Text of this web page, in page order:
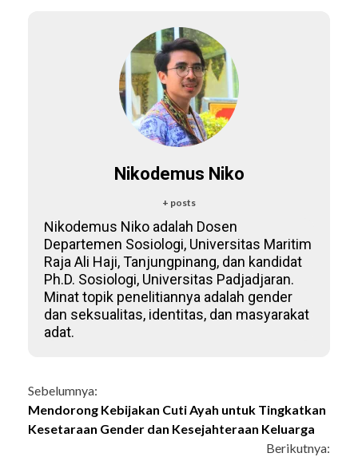
Nikodemus Niko
+ posts
Nikodemus Niko adalah Dosen
Departemen Sosiologi, Universitas Maritim
Raja Ali Haji, Tanjungpinang, dan kandidat
Ph.D. Sosiologi, Universitas Padjadjaran.
Minat topik penelitiannya adalah gender
dan seksualitas, identitas, dan masyarakat
adat.
Continue
Reading
Sebelumnya:
Mendorong Kebijakan Cuti Ayah untuk Tingkatkan
Kesetaraan Gender dan Kesejahteraan Keluarga
Berikutnya: